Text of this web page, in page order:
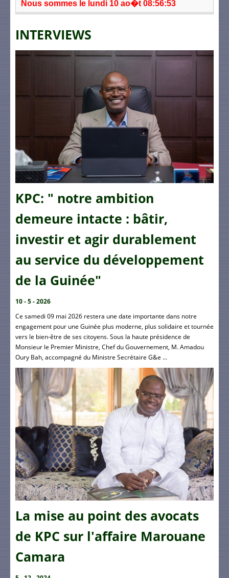
Nous sommes le lundi 10 ao�t 08:56:53
INTERVIEWS
KPC: " notre ambition
demeure intacte : bâtir,
investir et agir durablement
au service du développement
de la Guinée"
10 - 5 - 2026
Ce samedi 09 mai 2026 restera une date importante dans notre
engagement pour une Guinée plus moderne, plus solidaire et tournée
vers le bien-être de ses citoyens. Sous la haute présidence de
Monsieur le Premier Ministre, Chef du Gouvernement, M. Amadou
Oury Bah, accompagné du Ministre Secrétaire G&e ...
La mise au point des avocats
de KPC sur l'affaire Marouane
Camara